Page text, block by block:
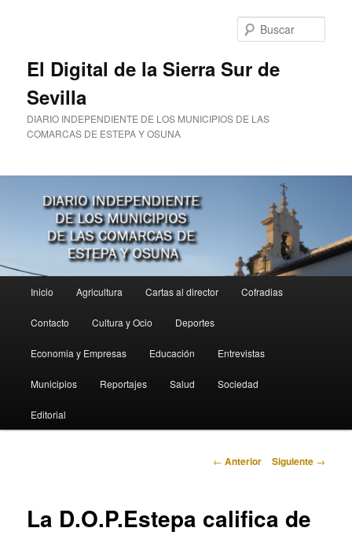
El Digital de la Sierra Sur de
Sevilla
DIARIO INDEPENDIENTE DE LOS MUNICIPIOS DE LAS
COMARCAS DE ESTEPA Y OSUNA
principal
Inicio Agricultura Cartas al director Cofradias
Contacto Cultura y Ocio Deportes
Economia y Empresas Educación Entrevistas
Municipios Reportajes Salud Sociedad
Editorial
Navegación
← Anterior Siguiente →
La D.O.P.Estepa califica de